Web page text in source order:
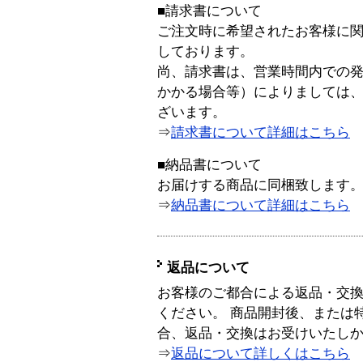
■請求書について
ご注文時に希望されたお客様に
しております。
尚、請求書は、営業時間内での
かかる場合等）によりましては
ざいます。
⇒請求書について詳細はこちら
■納品書について
お届けする商品に同梱致します。
⇒納品書について詳細はこちら
返品について
お客様のご都合による返品・交
ください。 商品開封後、または
合、返品・交換はお受けいたし
⇒返品について詳しくはこちら